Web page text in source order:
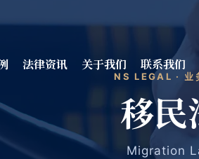
法律资讯 关于我们 联系我们
NS LEGAL · 业
移民
Migration